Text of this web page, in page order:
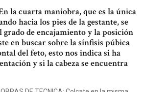
la cuarta maniobra, que es la única
hacia los pies de la gestante, se
de encajamiento y la posición
en buscar sobre la sínfisis púbica
del feto, esto nos indica si ha
y si la cabeza se encuentra